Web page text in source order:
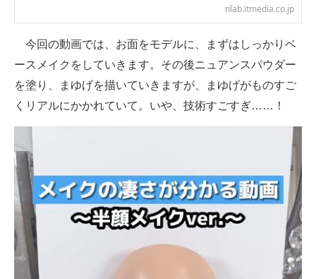
nlab.itmedia.co.jp
今回の動画では、お面をモデルに、まずはしっかりベ
ースメイクをしていきます。その後ニュアンスパウダー
を塗り、まゆげを描いていきますが、まゆげがものすご
くリアルにかかれていて。いや、技術すごすぎ……！